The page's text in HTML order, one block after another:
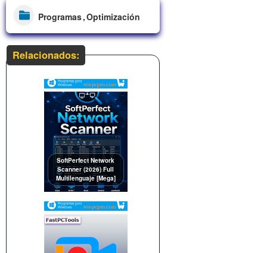
Programas Optimización
Relacionados:
SoftPerfect Network
Scanner (2026) Full
Multilenguaje [Mega]